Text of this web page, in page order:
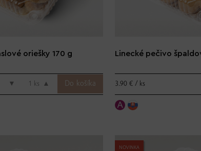
oriešky 170 g
▼ ks ▲
Linecké pečivo
3.90 € / ks
NOVINKA